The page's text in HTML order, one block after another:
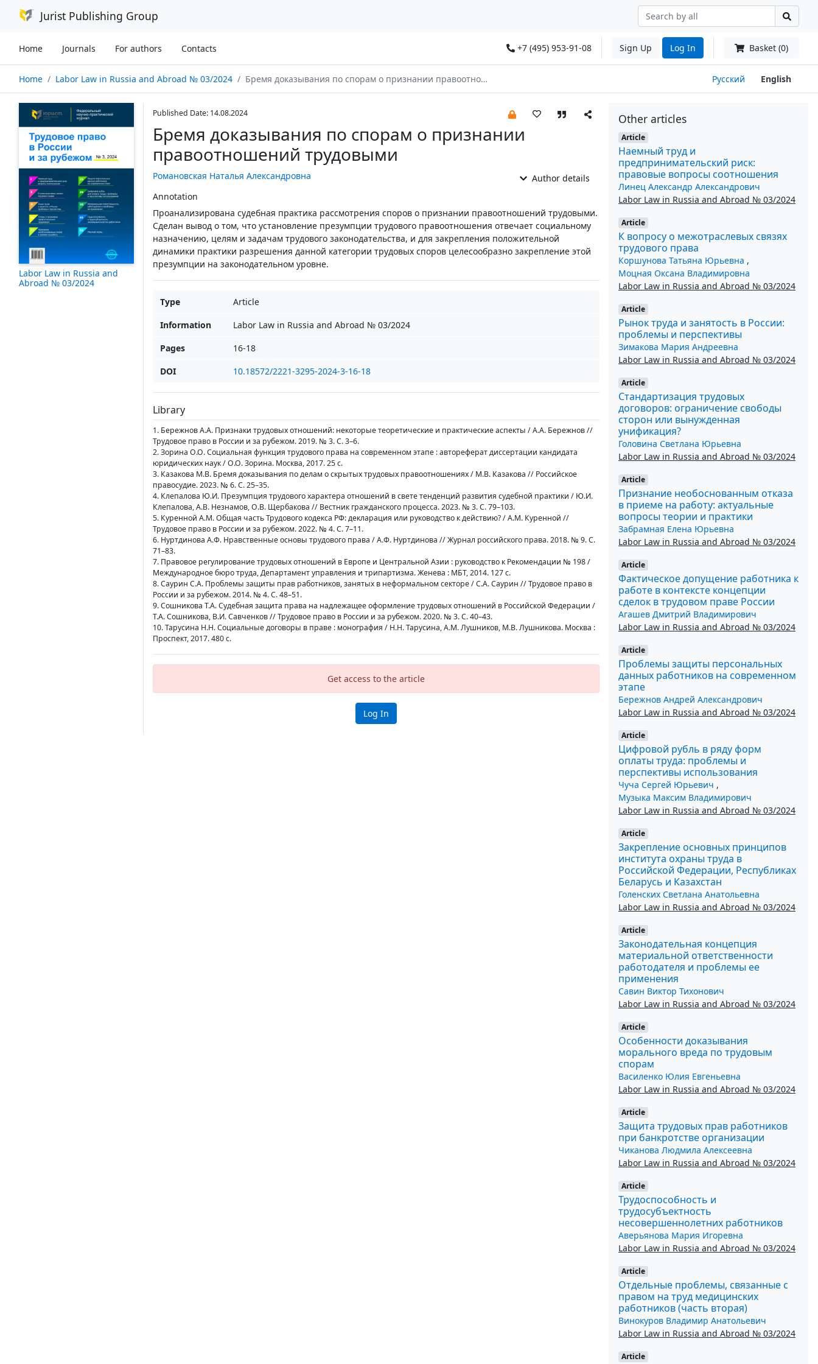
Jurist Publishing Group
Home Journals For authors Contacts +7 (495) 953-91-08 Sign Up Log In Basket (0)
Home Labor Law in Russia and Abroad № 03/2024 Бремя доказывания по спорам о признании правоотношений трудовыми Русский English
Labor Law in Russia and
Abroad № 03/2024
Published Date: 14.08.2024
Бремя доказывания по спорам о признании
правоотношений трудовыми
Романовская Наталья Александровна
Author details
Annotation
Проанализирована судебная практика рассмотрения споров о признании правоотношений трудовыми.
Сделан вывод о том, что установление презумпции трудового правоотношения отвечает социальному
назначению, целям и задачам трудового законодательства, и для закрепления положительной
динамики практики разрешения данной категории трудовых споров целесообразно закрепление этой
презумпции на законодательном уровне.
Type
Article
Information
Labor Law in Russia and Abroad № 03/2024
Pages
16-18
DOI
10.18572/2221-3295-2024-3-16-18
Library
1. Бережнов А.А. Признаки трудовых отношений: некоторые теоретические и практические аспекты / А.А. Бережнов //
Трудовое право в России и за рубежом. 2019. № 3. С. 3–6.
2. Зорина О.О. Социальная функция трудового права на современном этапе : автореферат диссертации кандидата
юридических наук / О.О. Зорина. Москва, 2017. 25 с.
3. Казакова М.В. Бремя доказывания по делам о скрытых трудовых правоотношениях / М.В. Казакова // Российское
правосудие. 2023. № 6. С. 25–35.
4. Клепалова Ю.И. Презумпция трудового характера отношений в свете тенденций развития судебной практики / Ю.И.
Клепалова, А.В. Незнамов, О.В. Щербакова // Вестник гражданского процесса. 2023. № 3. С. 79–103.
5. Куренной А.М. Общая часть Трудового кодекса РФ: декларация или руководство к действию? / А.М. Куренной //
Трудовое право в России и за рубежом. 2022. № 4. С. 7–11.
6. Нуртдинова А.Ф. Нравственные основы трудового права / А.Ф. Нуртдинова // Журнал российского права. 2018. № 9. С.
71–83.
7. Правовое регулирование трудовых отношений в Европе и Центральной Азии : руководство к Рекомендации № 198 /
Международное бюро труда, Департамент управления и трипартизма. Женева : МБТ, 2014. 127 с.
8. Саурин С.А. Проблемы защиты прав работников, занятых в неформальном секторе / С.А. Саурин // Трудовое право в
России и за рубежом. 2014. № 4. С. 48–51.
9. Сошникова Т.А. Судебная защита права на надлежащее оформление трудовых отношений в Российской Федерации /
Т.А. Сошникова, В.И. Савченков // Трудовое право в России и за рубежом. 2020. № 3. С. 40–43.
10. Тарусина Н.Н. Социальные договоры в праве : монография / Н.Н. Тарусина, А.М. Лушников, М.В. Лушникова. Москва :
Проспект, 2017. 480 с.
Get access to the article
Log In
Other articles
Article
Наемный труд и
предпринимательский риск:
правовые вопросы соотношения
Линец Александр Александрович
Labor Law in Russia and Abroad № 03/2024
Article
К вопросу о межотраслевых связях
трудового права
Коршунова Татьяна Юрьевна ,
Моцная Оксана Владимировна
Labor Law in Russia and Abroad № 03/2024
Article
Рынок труда и занятость в России:
проблемы и перспективы
Зимакова Мария Андреевна
Labor Law in Russia and Abroad № 03/2024
Article
Стандартизация трудовых
договоров: ограничение свободы
сторон или вынужденная
унификация?
Головина Светлана Юрьевна
Labor Law in Russia and Abroad № 03/2024
Article
Признание необоснованным отказа
в приеме на работу: актуальные
вопросы теории и практики
Забрамная Елена Юрьевна
Labor Law in Russia and Abroad № 03/2024
Article
Фактическое допущение работника к
работе в контексте концепции
сделок в трудовом праве России
Агашев Дмитрий Владимирович
Labor Law in Russia and Abroad № 03/2024
Article
Проблемы защиты персональных
данных работников на современном
этапе
Бережнов Андрей Александрович
Labor Law in Russia and Abroad № 03/2024
Article
Цифровой рубль в ряду форм
оплаты труда: проблемы и
перспективы использования
Чуча Сергей Юрьевич ,
Музыка Максим Владимирович
Labor Law in Russia and Abroad № 03/2024
Article
Закрепление основных принципов
института охраны труда в
Российской Федерации, Республиках
Беларусь и Казахстан
Голенских Светлана Анатольевна
Labor Law in Russia and Abroad № 03/2024
Article
Законодательная концепция
материальной ответственности
работодателя и проблемы ее
применения
Савин Виктор Тихонович
Labor Law in Russia and Abroad № 03/2024
Article
Особенности доказывания
морального вреда по трудовым
спорам
Василенко Юлия Евгеньевна
Labor Law in Russia and Abroad № 03/2024
Article
Защита трудовых прав работников
при банкротстве организации
Чиканова Людмила Алексеевна
Labor Law in Russia and Abroad № 03/2024
Article
Трудоспособность и
трудосубъектность
несовершеннолетних работников
Аверьянова Мария Игоревна
Labor Law in Russia and Abroad № 03/2024
Article
Отдельные проблемы, связанные с
правом на труд медицинских
работников (часть вторая)
Винокуров Владимир Анатольевич
Labor Law in Russia and Abroad № 03/2024
Article